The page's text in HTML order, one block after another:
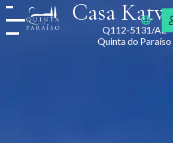
Casa
Q112-5131/AL
Quinta do Paraíso